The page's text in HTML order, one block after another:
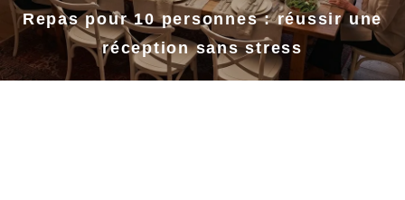
Repas pour 10 personnes : réussir une
réception sans stress